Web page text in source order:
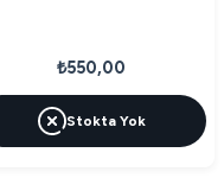
₺550,00
Stokta Yok